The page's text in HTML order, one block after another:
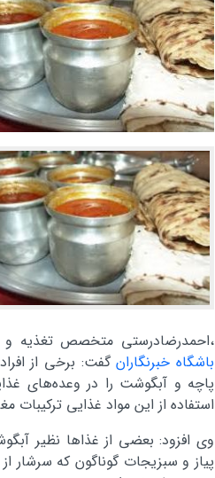
،احمدرضادرستي متخصص تغذيه و
باشگاه خبرنگارانگفت: برخي از
پاچه و آبگوشت را در وعده‌هاي
استفاده از اين مواد غذايي
وي افزود: بعضي از غذاها نظير
پياز و سبزيجات گوناگون كه سرشار